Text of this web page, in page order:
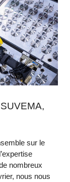
sur le
nombreux
nous nous